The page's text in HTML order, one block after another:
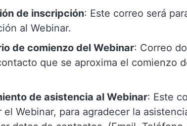
de inscripción: Este correo será
al Webinar.
de comienzo del Webinar: Correo
que se aproxima el comienzo
de asistencia al Webinar: Este
Webinar, para agradecer la